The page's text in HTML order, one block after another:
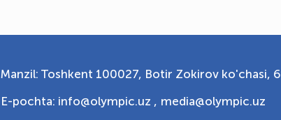
Manzil: Toshkent 100027, Botir Zokirov ko'chasi, 6
E-pochta: info@olympic.uz , media@olympic.uz